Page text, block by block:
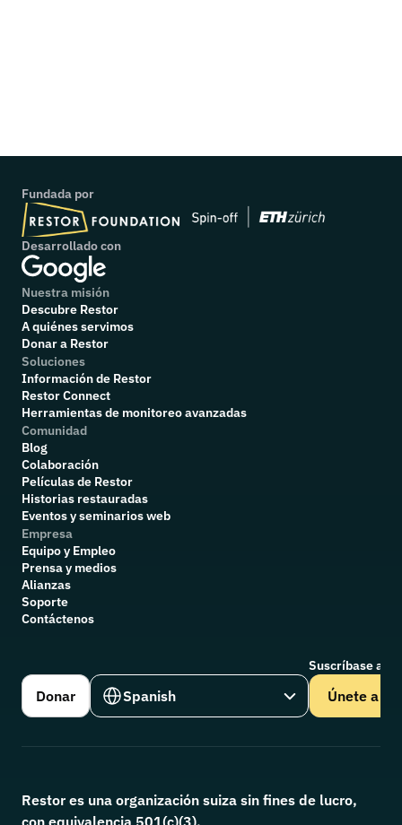
Fundada por
Desarrollado con
Nuestra misión
Descubre Restor
A quiénes servimos
Donar a Restor
Soluciones
Información de Restor
Restor Connect
Herramientas de monitoreo avanzadas
Comunidad
Blog
Colaboración
Películas de Restor
Historias restauradas
Eventos y seminarios web
Empresa
Equipo y Empleo
Prensa y medios
Alianzas
Soporte
Contáctenos
Donar
Select Language
Spanish
Suscríbase a
Únete a
Restor es una organización suiza sin fines de lucro,
con equivalencia 501(c)(3).